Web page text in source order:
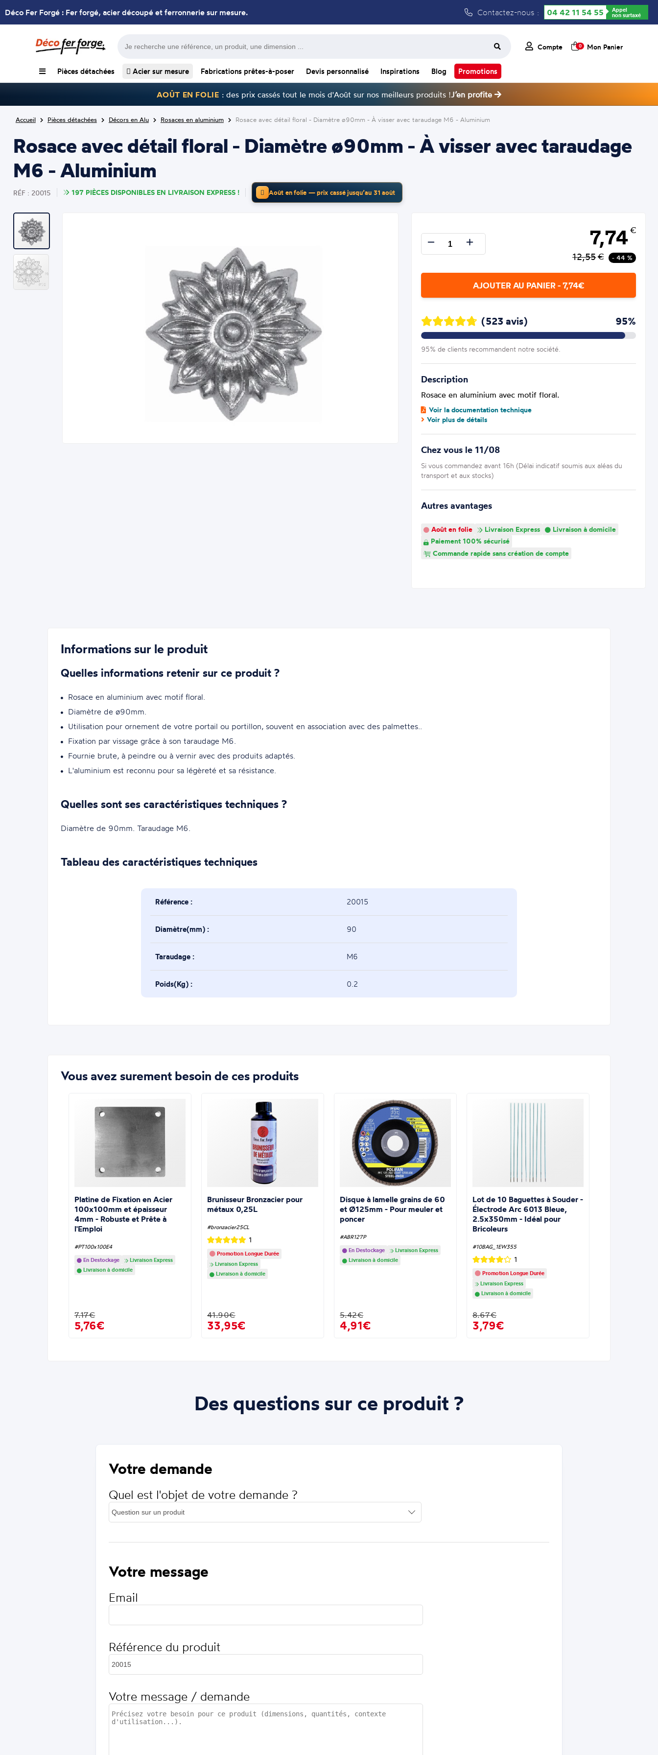
Déco Fer Forgé : Fer forgé, acier découpé et ferronnerie sur mesure. Contactez-nous : 04 42 11 54 55 Appel
non surtaxé
Compte 0 Mon Panier
Pièces détachées Acier sur mesure Fabrications prêtes-à-poser Devis personnalisé Inspirations Blog Promotions
AOÛT EN FOLIE : des prix cassés tout le mois d'Août sur nos meilleurs produits !J’en profite
Accueil Pièces détachées Décors en Alu Rosaces en aluminium Rosace avec détail floral - Diamètre ø90mm - À visser avec taraudage M6 - Aluminium
Rosace avec détail floral - Diamètre ø90mm - À visser avec taraudage
M6 - Aluminium
RÉF : 20015 197 PIÈCES DISPONIBLES EN LIVRAISON EXPRESS ! Août en folie — prix cassé jusqu’au 31 août
7,74€
12,55€ - 44 %
AJOUTER AU PANIER - 7,74€
(523 avis) 95%
95% de clients recommandent notre société.
Description
Rosace en aluminium avec motif floral.
Voir la documentation technique
Voir plus de détails
Chez vous le 11/08
Si vous commandez avant 16h (Délai indicatif soumis aux aléas du
transport et aux stocks)
Autres avantages
Août en folie Livraison Express
Livraison à domicile
Paiement 100% sécurisé
Commande rapide sans création de compte
Informations sur le produit
Quelles informations retenir sur ce produit ?
Rosace en aluminium avec motif floral.
Diamètre de ø90mm.
Utilisation pour ornement de votre portail ou portillon, souvent en association avec des palmettes..
Fixation par vissage grâce à son taraudage M6.
Fournie brute, à peindre ou à vernir avec des produits adaptés.
L'aluminium est reconnu pour sa légèreté et sa résistance.
Quelles sont ses caractéristiques techniques ?
Diamètre de 90mm. Taraudage M6.
Tableau des caractéristiques techniques
Référence : 20015
Diamètre(mm) : 90
Taraudage : M6
Poids(Kg) : 0.2
Vous avez surement besoin de ces produits
Platine de Fixation en Acier
100x100mm et épaisseur
4mm - Robuste et Prête à
l'Emploi
#PT100x100E4
En Destockage
Livraison Express
Livraison à domicile
7.17€
5,76€
Brunisseur Bronzacier pour
métaux 0,25L
#bronzacier25CL
1
Promotion Longue Durée
Livraison Express
Livraison à domicile
41.90€
33,95€
Disque à lamelle grains de 60
et Ø125mm - Pour meuler et
poncer
#ABR127P
En Destockage
Livraison Express
Livraison à domicile
5.42€
4,91€
Lot de 10 Baguettes à Souder -
Électrode Arc 6013 Bleue,
2.5x350mm - Idéal pour
Bricoleurs
#10BAG_1EW355
1
Promotion Longue Durée
Livraison Express
Livraison à domicile
8.67€
3,79€
Des questions sur ce produit ?
Votre demande
Quel est l'objet de votre demande ?
Votre message
Email
Référence du produit
Votre message / demande